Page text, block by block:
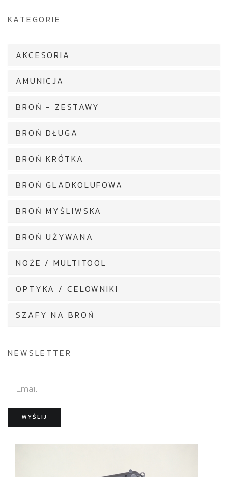
KATEGORIE
AKCESORIA
AMUNICJA
BROŃ - ZESTAWY
BROŃ DŁUGA
BROŃ KRÓTKA
BROŃ GLADKOLUFOWA
BROŃ MYŚLIWSKA
BROŃ UŻYWANA
NOŻE / MULTITOOL
OPTYKA / CELOWNIKI
SZAFY NA BROŃ
NEWSLETTER
m
a
i
WYŚLIJ